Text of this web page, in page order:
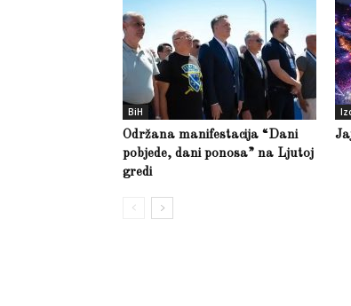
BiH
Održana manifestacija “Dani
pobjede, dani ponosa” na Ljutoj
gredi